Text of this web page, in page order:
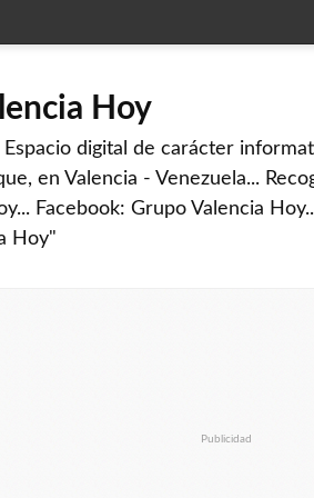
Hoy
digital de carácter
en Valencia - Venezuela...
Facebook: Grupo Valencia
Hoy"
Publicidad